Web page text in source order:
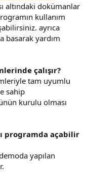
altındaki dokümanlar
kullanım
ayrıca
basarak yardım
çalışır?
tam uyumlu
sahip
kurulu olması
programda açabilir
yapılan